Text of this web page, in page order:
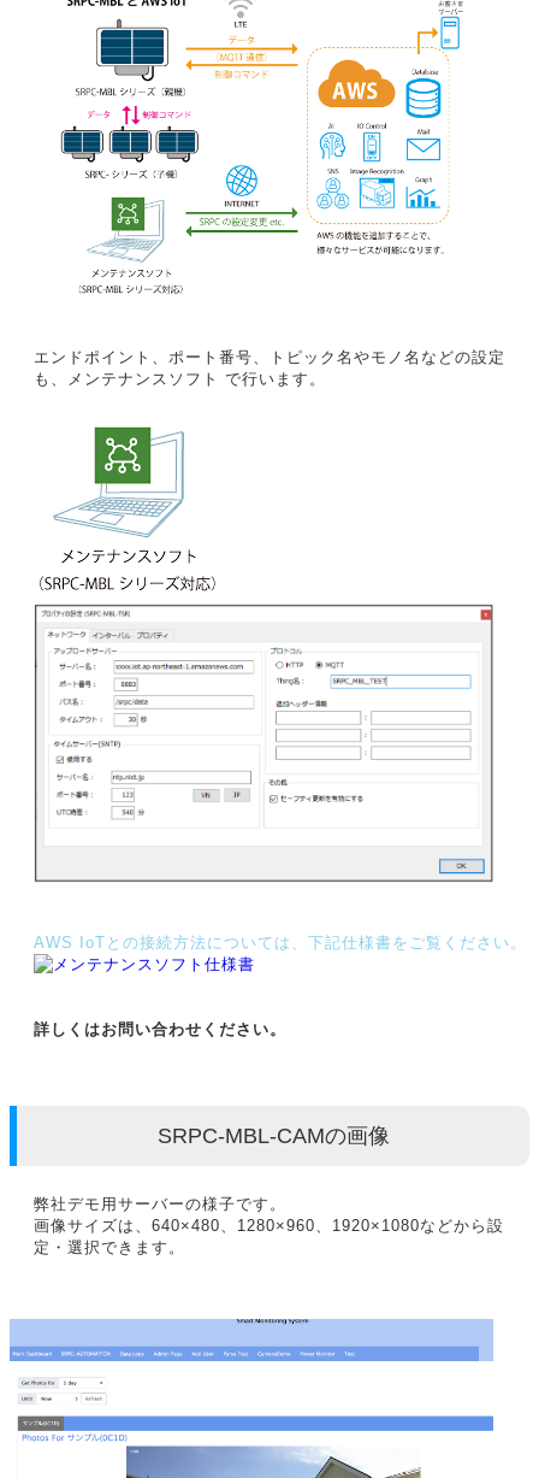
エンドポイント、ポート番号、トピック名やモノ名などの設定
も、メンテナンスソフト で行います。
AWS IoTとの接続方法については、下記仕様書をご覧ください。
詳しくはお問い合わせください。
SRPC-MBL-CAMの画像
弊社デモ用サーバーの様子です。
画像サイズは、640×480、1280×960、1920×1080などから設
定・選択できます。